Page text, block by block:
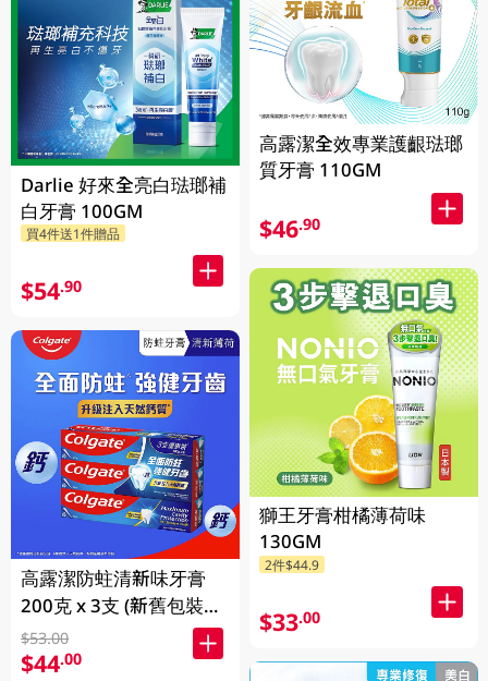
Darlie 好來全亮白琺瑯補
白牙膏 100GM
買4件送1件贈品
$54.90
高露潔防蛀清新味牙膏
200克 x 3支 (新舊包裝隨
機發送)
$53.00
$44.00
高露潔全效專業護齦琺瑯
質牙膏 110GM
$46.90
獅王牙膏柑橘薄荷味
130GM
2件$44.9
$33.00